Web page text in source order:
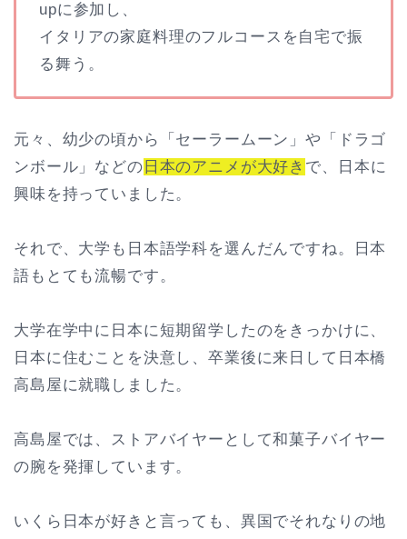
upに参加し、
イタリアの家庭料理のフルコースを自宅で振
る舞う。
元々、幼少の頃から「セーラームーン」や「ドラゴ
ンボール」などの 日本のアニメが大好き で、日本に
興味を持っていました。
それで、大学も日本語学科を選んだんですね。日本
語もとても流暢です。
大学在学中に日本に短期留学したのをきっかけに、
日本に住むことを決意し、卒業後に来日して日本橋
高島屋に就職しました。
高島屋では、ストアバイヤーとして和菓子バイヤー
の腕を発揮しています。
いくら日本が好きと言っても、異国でそれなりの地